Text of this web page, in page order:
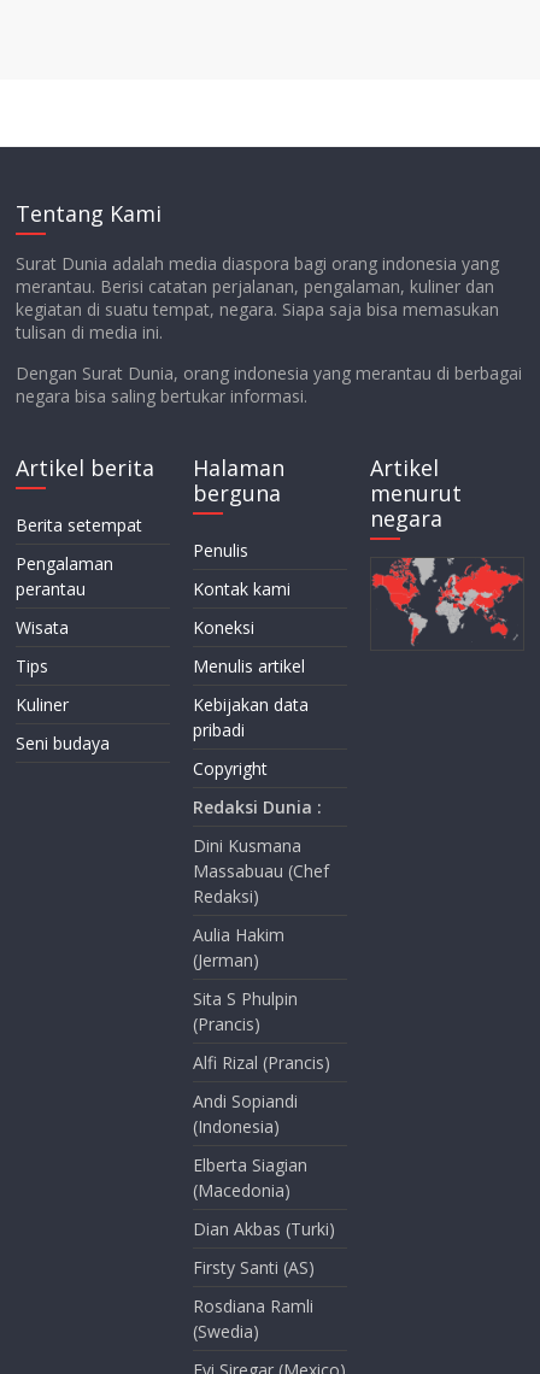
Tentang Kami
Surat Dunia adalah media diaspora bagi orang indonesia yang
merantau. Berisi catatan perjalanan, pengalaman, kuliner dan
kegiatan di suatu tempat, negara. Siapa saja bisa memasukan
tulisan di media ini.
Dengan Surat Dunia, orang indonesia yang merantau di berbagai
negara bisa saling bertukar informasi.
Artikel berita
Berita setempat
Pengalaman
perantau
Wisata
Tips
Kuliner
Seni budaya
Halaman
berguna
Penulis
Kontak kami
Koneksi
Menulis artikel
Kebijakan data
pribadi
Copyright
Redaksi Dunia :
Dini Kusmana
Massabuau (Chef
Redaksi)
Aulia Hakim
(Jerman)
Sita S Phulpin
(Prancis)
Alfi Rizal (Prancis)
Andi Sopiandi
(Indonesia)
Elberta Siagian
(Macedonia)
Dian Akbas (Turki)
Firsty Santi (AS)
Rosdiana Ramli
(Swedia)
Artikel
menurut
negara